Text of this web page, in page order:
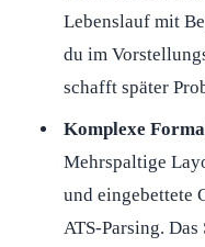
Lebenslauf mit
du im
schafft später
Komplexe
Mehrspaltige
und eingebettete
ATS-Parsing.